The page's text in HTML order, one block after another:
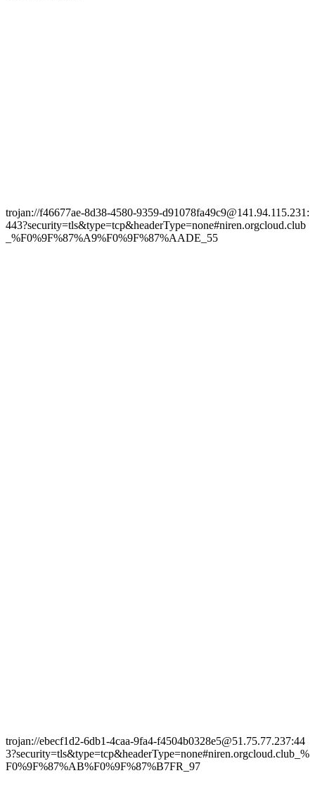
trojan://f46677ae-8d38-4580-9359-d91078fa49c9@141.94.115.231:
443?security=tls&type=tcp&headerType=none#niren.orgcloud.club
_%F0%9F%87%A9%F0%9F%87%AADE_55
trojan://ebecf1d2-6db1-4caa-9fa4-f4504b0328e5@51.75.77.237:44
3?security=tls&type=tcp&headerType=none#niren.orgcloud.club_%
F0%9F%87%AB%F0%9F%87%B7FR_97